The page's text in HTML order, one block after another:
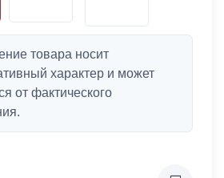
товара носит
характер и может
от фактического